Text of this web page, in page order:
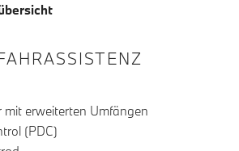
ÜBER DIE
mit erweiterten Umfängen
(PDC)